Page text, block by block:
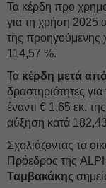
Τα κέρδη προ
για τη χρήση 2025
της προηγούμενης
114,57 %.
Τα κέρδη μετά
δραστηριότητες
έναντι € 1,65 εκ.
αύξηση κατά
Σχολιάζοντας τα
Πρόεδρος της
Ταμβακάκης